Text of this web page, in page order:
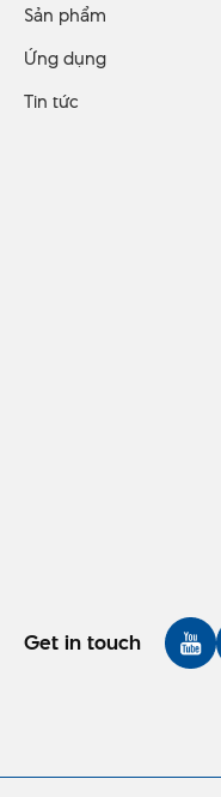
Sản phẩm
Ứng dụng
Tin tức
Get in touch